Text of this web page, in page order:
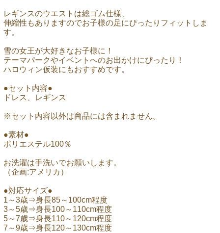
レギンスのウエストは総ゴム仕様、
伸縮性もありますのでお子様の足にぴったりフィットしま
す。
雪の女王が大好きなお子様に！
テーマパークやイベントへのお出かけにぴったり！
ハロウィン仮装にもおすすめです。
●セット内容●
ドレス、レギンス
※セット内容以外は商品には含まれません。
●素材●
ポリエステル100％
お洗濯は手洗いでお願いします。
（企画:アメリカ）
●対応サイズ●
1～3歳⇒身長85～100cm程度
3～5歳⇒身長100～110cm程度
5～7歳⇒身長110～120cm程度
7～9歳⇒身長120～130cm程度